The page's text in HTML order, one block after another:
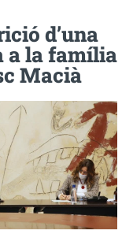
d’una
a la família
Macià